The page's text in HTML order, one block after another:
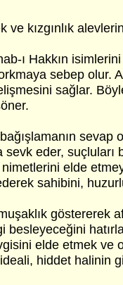
ve kızgınlık
ı Hakkın
sebep olur.
sağlar.
sevap
sevk eder, suçluları
elde
sahibini,
göstererek
besleyeceğini
elde etmek ve
hiddet halinin